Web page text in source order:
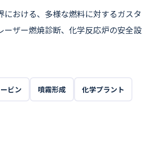
おける、多様な燃料に対するガスタ
ザー燃焼診断、化学反応炉の安全設
ビン 噴霧形成 化学プラント